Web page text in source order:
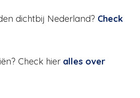
dichtbij Nederland? Check
Check hier alles over